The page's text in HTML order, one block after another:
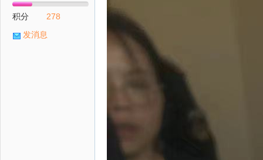
积分
278
发消息